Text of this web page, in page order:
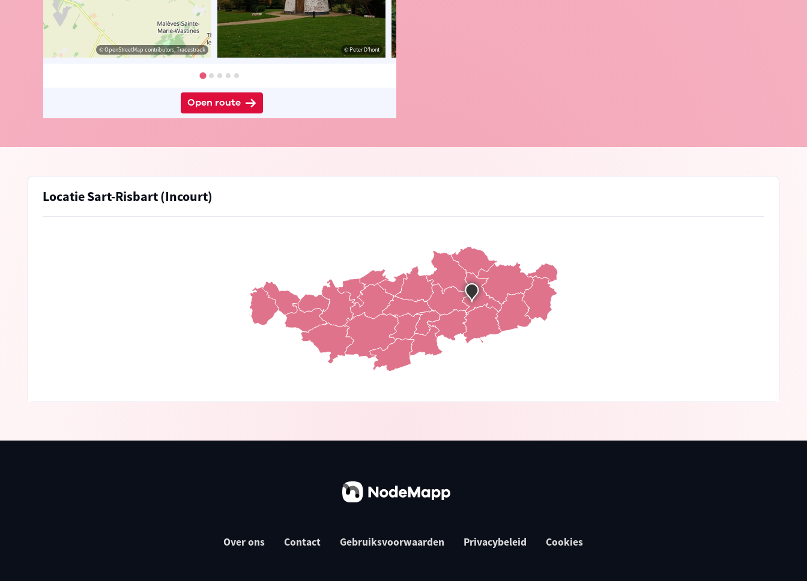
© OpenStreetMap contributors, Tracestrack © Peter D'hont
Open route
Locatie Sart-Risbart (Incourt)
Over ons Contact Gebruiksvoorwaarden Privacybeleid Cookies